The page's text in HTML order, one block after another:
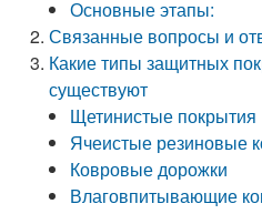
Основные этапы:
Связанные вопросы и
Какие типы защитных
существуют
Щетинистые покрытия
Ячеистые резиновые
Ковровые дорожки
Влаговпитывающие